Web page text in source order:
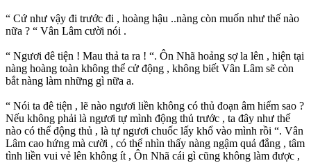
“ Cứ như vậy đi trước đi , hoàng hậu ..nàng còn muốn như thế nào
nữa ? “ Vân Lâm cười nói .
“ Ngươi đê tiện ! Mau thả ta ra ! “. Ôn Nhã hoảng sợ la lên , hiện tại
nàng hoàng toàn không thể cử động , không biết Vân Lâm sẽ còn
bắt nàng làm những gì nữa a.
“ Nói ta đê tiện , lẽ nào ngươi liền không có thủ đoạn âm hiểm sao ?
Nếu không phải là ngươi tự mình động thủ trước , ta đây như thế
nào có thể động thủ , là tự ngươi chuốc lấy khổ vào mình rồi “. Vân
Lâm cao hứng mà cười , có thể nhìn thấy nàng ngậm quả đắng , tâm
tình liền vui vẻ lên không ít , Ôn Nhã cái gì cũng không làm được ,